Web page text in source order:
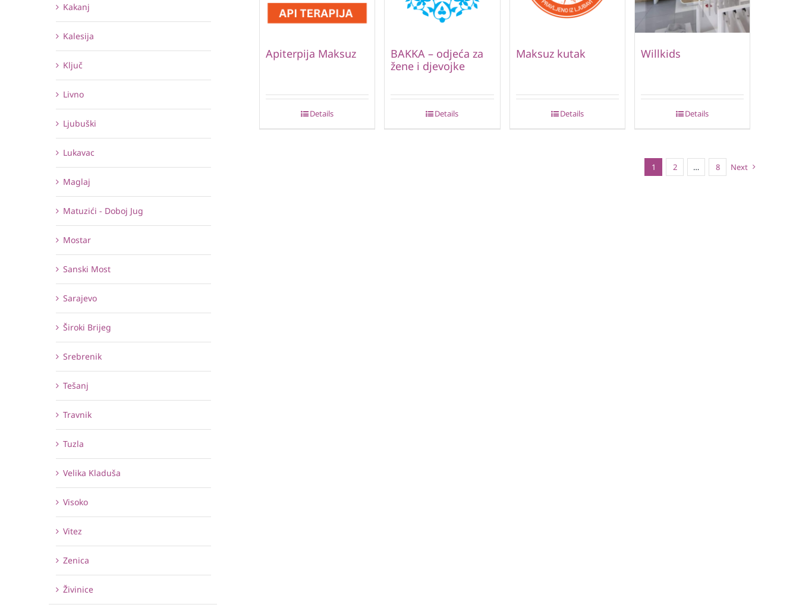
Apiterpija Maksuz
Details
BAKKA – odjeća za
žene i djevojke
Details
Maksuz kutak
Details
Willkids
Details
1 2 … 8 Next
Kakanj
Kalesija
Ključ
Livno
Ljubuški
Lukavac
Maglaj
Matuzići - Doboj Jug
Mostar
Sanski Most
Sarajevo
Široki Brijeg
Srebrenik
Tešanj
Travnik
Tuzla
Velika Kladuša
Visoko
Vitez
Zenica
Živinice